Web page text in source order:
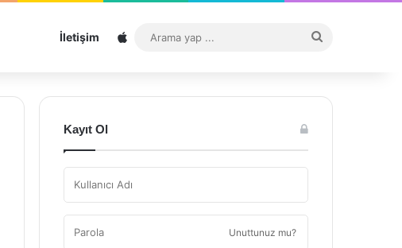
İletişim Sitemap
...
Kayıt Ol
Unuttunuz mu?